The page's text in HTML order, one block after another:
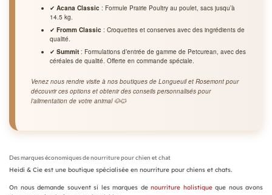
✔ Acana Classic : Formule Prairie Poultry au poulet, sacs jusqu’à
14.5 kg.
✔ Fromm Classic : Croquettes et conserves avec des ingrédients de
qualité.
✔ Summit : Formulations d’entrée de gamme de Petcurean, avec des
céréales de qualité. Offerte en commande spéciale.
Venez nous rendre visite à nos boutiques de Longueuil et Rosemont pour
découvrir ces options et obtenir des conseils personnalisés pour
l’alimentation de votre animal 🐶🐱
Des marques économiques de nourriture pour chien et chat
Heidi & Cie est une boutique spécialisée en nourriture pour chiens et chats.
On nous demande souvent si les marques de nourriture holistiqueque nous avons